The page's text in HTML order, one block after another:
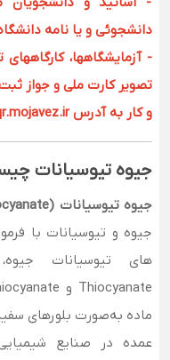
دانشجوئی و یا نامه
- آزمایشگاهها،
تصویر کارت ملی و جواز
و کار به آدرس qr.mojavez.ir
جیوه تیوسیانات
جیوه تیوسیانات (Mercury Thiocyanate)
جیوه و تیوسیانات با
ماده به‌صورت بلورهای
عمده در صنایع